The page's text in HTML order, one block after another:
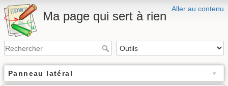
Aller au contenu
Ma page qui sert à rien
Panneau latéral